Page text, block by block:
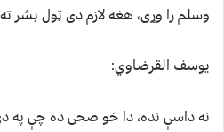
وسلم را وړی، هغه لازم دی ټول بشر
يوسف القرضاوي:
نه داسې نده، دا خو صحی ده چې